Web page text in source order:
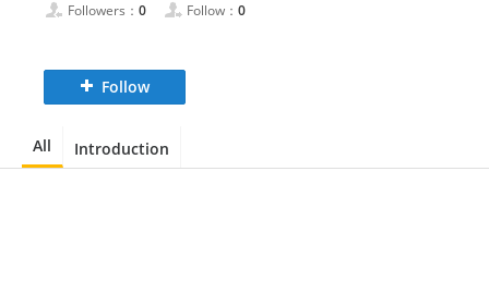
Followers： 0 Follow： 0
Follow
All Introduction